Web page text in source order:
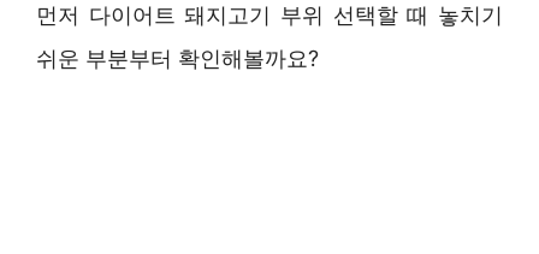
먼저 다이어트 돼지고기 부위 선택할 때 놓치기
쉬운 부분부터 확인해볼까요?